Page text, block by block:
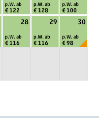
p.W. ab
€ 122
p.W. ab
€ 128
p.W. ab
€ 100
28
p.W. ab
€ 116
29
p.W. ab
€ 116
30
p.W. ab
€ 98